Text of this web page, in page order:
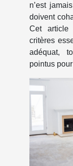
n’est
doivent
Cet
critères
adéquat,
pointus